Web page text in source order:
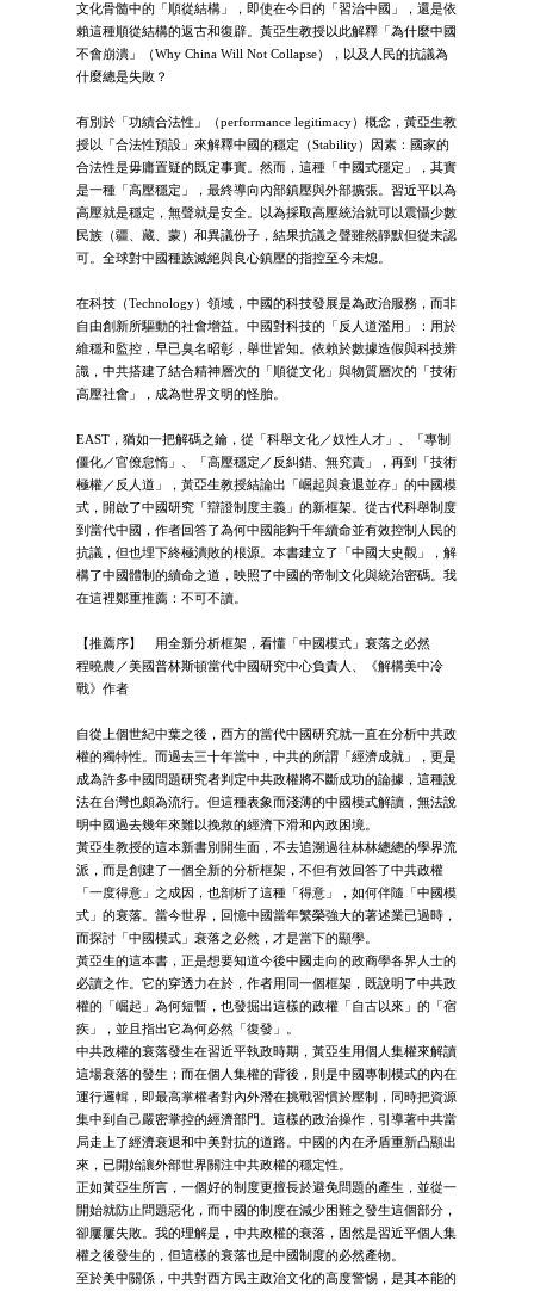
文化骨髓中的「順從結構」，即使在今日的「習治中國」，還是依
賴這種順從結構的返古和復辟。黃亞生教授以此解釋「為什麼中國
不會崩潰」（Why China Will Not Collapse），以及人民的抗議為
什麼總是失敗？
有別於「功績合法性」（performance legitimacy）概念，黃亞生教
授以「合法性預設」來解釋中國的穩定（Stability）因素：國家的
合法性是毋庸置疑的既定事實。然而，這種「中國式穩定」，其實
是一種「高壓穩定」，最終導向內部鎮壓與外部擴張。習近平以為
高壓就是穩定，無聲就是安全。以為採取高壓統治就可以震懾少數
民族（疆、藏、蒙）和異議份子，結果抗議之聲雖然靜默但從未認
可。全球對中國種族滅絕與良心鎮壓的指控至今未熄。
在科技（Technology）領域，中國的科技發展是為政治服務，而非
自由創新所驅動的社會增益。中國對科技的「反人道濫用」：用於
維穩和監控，早已臭名昭彰，舉世皆知。依賴於數據造假與科技辨
識，中共搭建了結合精神層次的「順從文化」與物質層次的「技術
高壓社會」，成為世界文明的怪胎。
EAST，猶如一把解碼之鑰，從「科舉文化／奴性人才」、「專制
僵化／官僚怠惰」、「高壓穩定／反糾錯、無究責」，再到「技術
極權／反人道」，黃亞生教授結論出「崛起與衰退並存」的中國模
式，開啟了中國研究「辯證制度主義」的新框架。從古代科舉制度
到當代中國，作者回答了為何中國能夠千年續命並有效控制人民的
抗議，但也埋下終極潰敗的根源。本書建立了「中國大史觀」，解
構了中國體制的續命之道，映照了中國的帝制文化與統治密碼。我
在這裡鄭重推薦：不可不讀。
【推薦序】 用全新分析框架，看懂「中國模式」衰落之必然
程曉農／美國普林斯頓當代中國研究中心負責人、《解構美中冷
戰》作者
自從上個世紀中葉之後，西方的當代中國研究就一直在分析中共政
權的獨特性。而過去三十年當中，中共的所謂「經濟成就」，更是
成為許多中國問題研究者判定中共政權將不斷成功的論據，這種說
法在台灣也頗為流行。但這種表象而淺薄的中國模式解讀，無法說
明中國過去幾年來難以挽救的經濟下滑和內政困境。
黃亞生教授的這本新書別開生面，不去追溯過往林林總總的學界流
派，而是創建了一個全新的分析框架，不但有效回答了中共政權
「一度得意」之成因，也剖析了這種「得意」，如何伴隨「中國模
式」的衰落。當今世界，回憶中國當年繁榮強大的著述業已過時，
而探討「中國模式」衰落之必然，才是當下的顯學。
黃亞生的這本書，正是想要知道今後中國走向的政商學各界人士的
必讀之作。它的穿透力在於，作者用同一個框架，既說明了中共政
權的「崛起」為何短暫，也發掘出這樣的政權「自古以來」的「宿
疾」，並且指出它為何必然「復發」。
中共政權的衰落發生在習近平執政時期，黃亞生用個人集權來解讀
這場衰落的發生；而在個人集權的背後，則是中國專制模式的內在
運行邏輯，即最高掌權者對內外潛在挑戰習慣於壓制，同時把資源
集中到自己嚴密掌控的經濟部門。這樣的政治操作，引導著中共當
局走上了經濟衰退和中美對抗的道路。中國的內在矛盾重新凸顯出
來，已開始讓外部世界關注中共政權的穩定性。
正如黃亞生所言，一個好的制度更擅長於避免問題的產生，並從一
開始就防止問題惡化，而中國的制度在減少困難之發生這個部分，
卻屢屢失敗。我的理解是，中共政權的衰落，固然是習近平個人集
權之後發生的，但這樣的衰落也是中國制度的必然產物。
至於美中關係，中共對西方民主政治文化的高度警惕，是其本能的